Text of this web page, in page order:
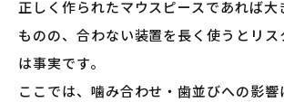
正しく作られたマウスピースであれば大
ものの、合わない装置を長く使うとリス
は事実です。
ここでは、噛み合わせ・歯並びへの影